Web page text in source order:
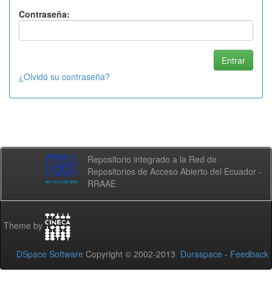
Contraseña:
¿Olvidó su contraseña?
Repositorio integrado a la Red de
Repositorios de Acceso Abierto del Ecuador -
RRAAE
Theme by
DSpace Software Copyright © 2002-2013 Duraspace - Feedback